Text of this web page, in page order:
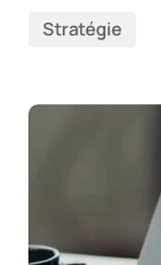
Stratégie